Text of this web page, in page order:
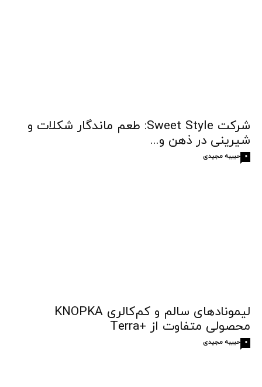
شرکت Sweet Style: طعم ماندگار شکلات و
شیرینی در ذهن و...
حبیبه مجیدی 0
لیمونادهای سالم و کم‌کالری KNOPKA
محصولی متفاوت از +Terra
حبیبه مجیدی 0